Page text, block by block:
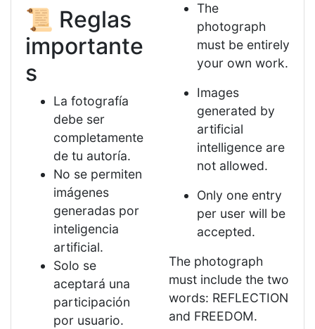
📜 Reglas
importante
s
La fotografía
debe ser
completamente
de tu autoría.
No se permiten
imágenes
generadas por
inteligencia
artificial.
Solo se
aceptará una
participación
por usuario.
The
photograph
must be entirely
your own work.
Images
generated by
artificial
intelligence are
not allowed.
Only one entry
per user will be
accepted.
The photograph
must include the two
words: REFLECTION
and FREEDOM.